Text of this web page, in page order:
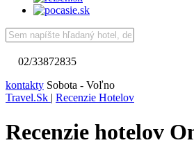
02/33872835
kontakty Sobota - Voľno
Travel.Sk | Recenzie Hotelov
Recenzie hotelov